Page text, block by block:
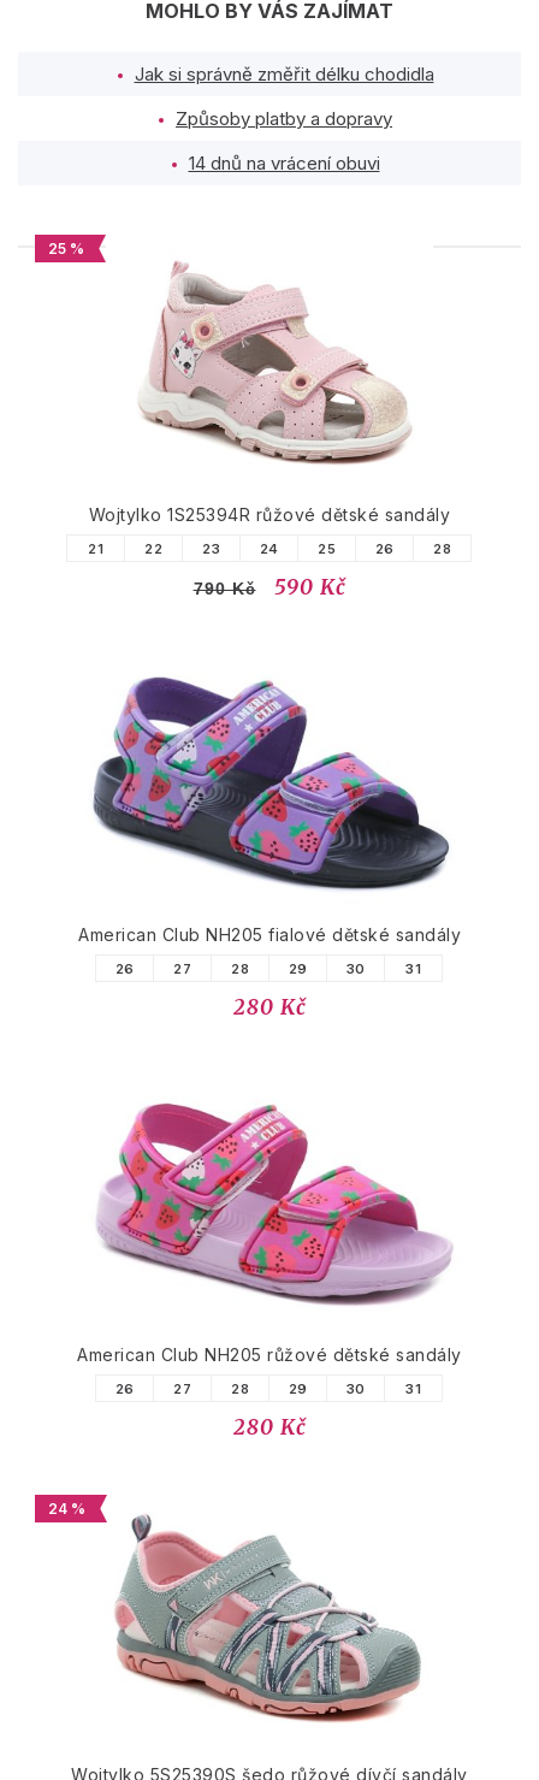
MOHLO BY VÁS ZAJÍMAT
Jak si správně změřit délku chodidla
Způsoby platby a dopravy
14 dnů na vrácení obuvi
PODOBNÉ PRODUKTY
25 %
Wojtylko 1S25394R růžové dětské sandály
21 22 23 24 25 26 28
790 Kč 590 Kč
American Club NH205 fialové dětské sandály
26 27 28 29 30 31
280 Kč
American Club NH205 růžové dětské sandály
26 27 28 29 30 31
280 Kč
24 %
Wojtylko 5S25390S šedo růžové dívčí sandály